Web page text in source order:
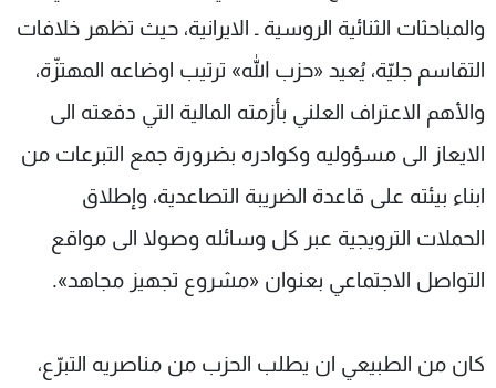
والمباحثات الثنائية الروسية ـ الايرانية، حيث تظهر خلافات
التقاسم جليّة، يُعيد «حزب الله» ترتيب اوضاعه المهتزّة،
والأهم الاعتراف العلني بأزمته المالية التي دفعته الى
الايعاز الى مسؤوليه وكوادره بضرورة جمع التبرعات من
ابناء بيئته على قاعدة الضريبة التصاعدية، وإطلاق
الحملات الترويجية عبر كل وسائله وصولا الى مواقع
التواصل الاجتماعي بعنوان «مشروع تجهيز مجاهد».
كان من الطبيعي ان يطلب الحزب من مناصريه التبرّع،